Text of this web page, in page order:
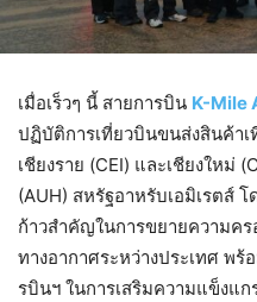
เมื่อเร็วๆ นี้ สายการบิน K-Mile
ปฏิบัติการเที่ยวบินขนส่งสินค้า
เชียงราย (CEI) และเชียงใหม่
(AUH) สหรัฐอาหรับเอมิเรตส์
ก้าวสำคัญในการขยายความค
ทางอากาศระหว่างประเทศ พ
รบินฯ ในการเสริมความแข็งแ